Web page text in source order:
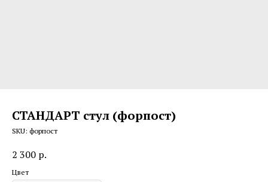
СТАНДАРТ стул (форпост)
SKU: форпост
2 300 р.
Цвет